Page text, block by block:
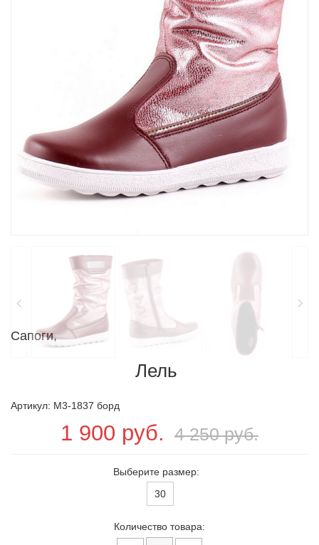
Сапоги,
Лель
Артикул: M3-1837 борд
1 900 руб. 4 250 руб.
Выберите размер:
30
Количество товара: